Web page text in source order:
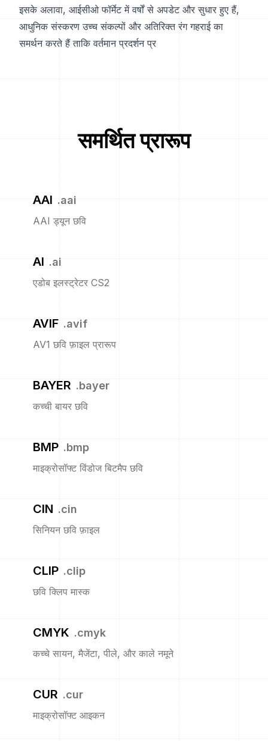
इसके अलावा, आईसीओ फॉर्मेट में वर्षों से अपडेट और सुधार हुए हैं,
आधुनिक संस्करण उच्च संकल्पों और अतिरिक्त रंग गहराई का
समर्थन करते हैं ताकि वर्तमान प्रदर्शन प्र
समर्थित प्रारूप
AAI .aai
AAI ड्यून छवि
AI .ai
एडोब इलस्ट्रेटर CS2
AVIF .avif
AV1 छवि फ़ाइल प्रारूप
BAYER .bayer
कच्ची बायर छवि
BMP .bmp
माइक्रोसॉफ्ट विंडोज बिटमैप छवि
CIN .cin
सिनियन छवि फ़ाइल
CLIP .clip
छवि क्लिप मास्क
CMYK .cmyk
कच्चे सायन, मैजेंटा, पीले, और काले नमूने
CUR .cur
माइक्रोसॉफ्ट आइकन